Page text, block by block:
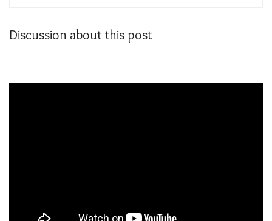
Discussion about this post